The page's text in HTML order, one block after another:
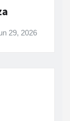
29, 2026